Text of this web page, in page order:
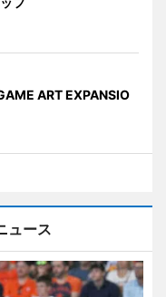
ART EXPANSIO
ュース